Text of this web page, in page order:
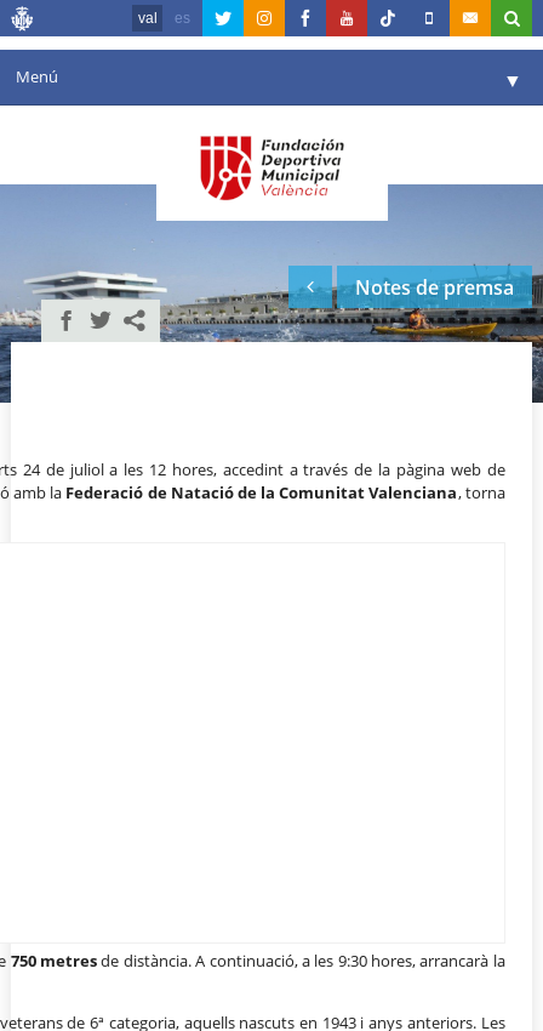
val es
Menú ▼
Agenda
Comunicació ▼
València en esport
Notes de premsa
24 de juliol a les 12 hores, accedint a través de la pàgina web de
amb la Federació de Natació de la Comunitat Valenciana, torna
750 metresde distància. A continuació, a les 9:30 hores, arrancarà la
de 6ª categoria, aquells nascuts en 1943 i anys anteriors. Les